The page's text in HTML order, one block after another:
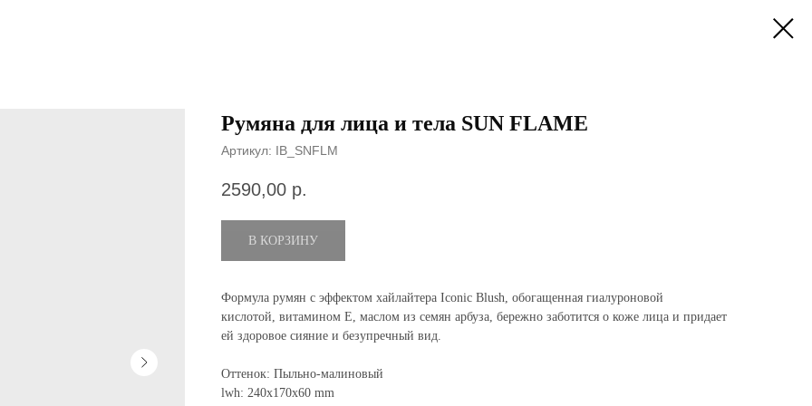
Румяна для лица и тела SUN FLAME
Артикул: IB_SNFLM
2590,00 р.
В КОРЗИНУ
Формула румян с эффектом хайлайтера Iconic Blush, обогащенная гиалуроновой
кислотой, витамином Е, маслом из семян арбуза, бережно заботится о коже лица и придает
ей здоровое сияние и безупречный вид.
Оттенок: Пыльно-малиновый
lwh: 240x170x60 mm